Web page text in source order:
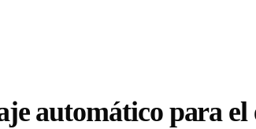
automático para